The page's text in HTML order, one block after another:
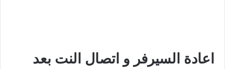
اعادة السيرفر و اتصال النت بعد